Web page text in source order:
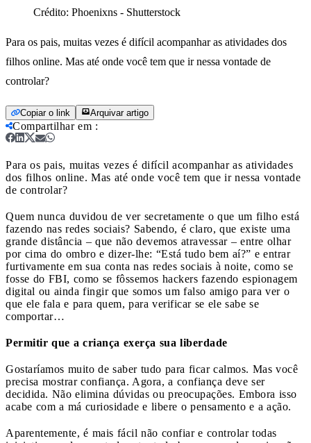
Crédito: Phoenixns - Shutterstock
Para os pais, muitas vezes é difícil acompanhar as atividades dos
filhos online. Mas até onde você tem que ir nessa vontade de
controlar?
Copiar o link Arquivar artigo
Compartilhar em :
Para os pais, muitas vezes é difícil acompanhar as atividades
dos filhos online. Mas até onde você tem que ir nessa vontade
de controlar?
Quem nunca duvidou de ver secretamente o que um filho está
fazendo nas redes sociais? Sabendo, é claro, que existe uma
grande distância – que não devemos atravessar – entre olhar
por cima do ombro e dizer-lhe: “Está tudo bem aí?” e entrar
furtivamente em sua conta nas redes sociais à noite, como se
fosse do FBI, como se fôssemos hackers fazendo espionagem
digital ou ainda fingir que somos um falso amigo para ver o
que ele fala e para quem, para verificar se ele sabe se
comportar…
Permitir que a criança exerça sua liberdade
Gostaríamos muito de saber tudo para ficar calmos. Mas você
precisa mostrar confiança. Agora, a confiança deve ser
decidida. Não elimina dúvidas ou preocupações. Embora isso
acabe com a má curiosidade e libere o pensamento e a ação.
Aparentemente, é mais fácil não confiar e controlar todas